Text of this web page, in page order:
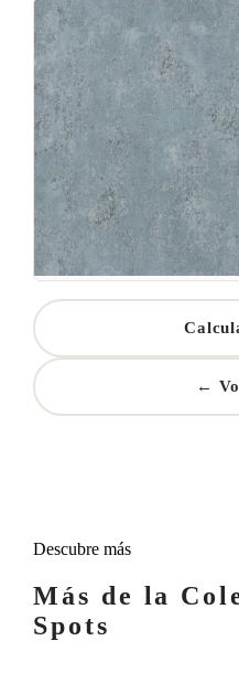
←
Descubre más
Más de la
Spots